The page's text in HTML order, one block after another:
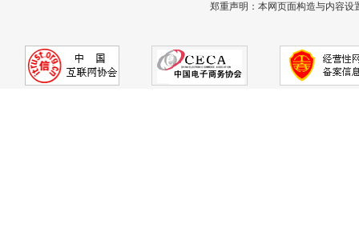
郑重声明：本网页面构造与内容